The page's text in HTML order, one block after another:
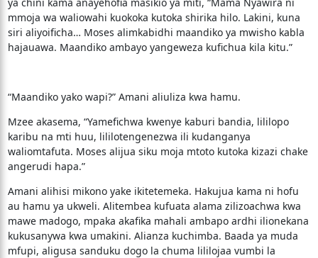
mmoja wa waliowahi kuokoka kutoka shirika hilo. Lakini, kuna
siri aliyoificha… Moses alimkabidhi maandiko ya mwisho kabla
hajauawa. Maandiko ambayo yangeweza kufichua kila kitu.”
“Maandiko yako wapi?” Amani aliuliza kwa hamu.
Mzee akasema, “Yamefichwa kwenye kaburi bandia, lililopo
karibu na mti huu, lililotengenezwa ili kudanganya
waliomtafuta. Moses alijua siku moja mtoto kutoka kizazi chake
angerudi hapa.”
Amani alihisi mikono yake ikitetemeka. Hakujua kama ni hofu
au hamu ya ukweli. Alitembea kufuata alama zilizoachwa kwa
mawe madogo, mpaka akafika mahali ambapo ardhi ilionekana
kukusanywa kwa umakini. Alianza kuchimba. Baada ya muda
mfupi, aligusa sanduku dogo la chuma lililojaa vumbi la